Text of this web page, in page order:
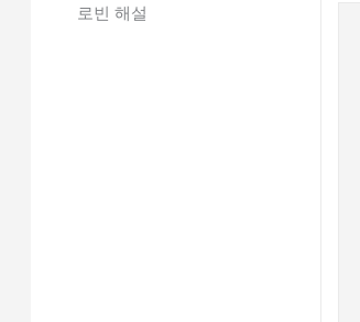
로빈 해설